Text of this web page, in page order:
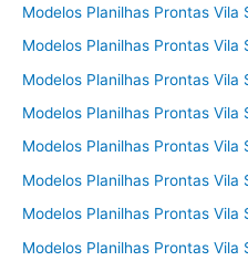
Modelos Planilhas Prontas Vila
Modelos Planilhas Prontas Vila
Modelos Planilhas Prontas Vila
Modelos Planilhas Prontas Vila
Modelos Planilhas Prontas Vila
Modelos Planilhas Prontas Vila
Modelos Planilhas Prontas Vila
Modelos Planilhas Prontas Vila